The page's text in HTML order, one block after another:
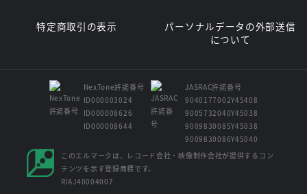
特定商取引の表示
パーソナルデータの外部送信
について
NexTone許諾番号
ID000003024
ID000008626
ID000008644
JASRAC許諾番号
9040177002Y45408
9005732040Y45038
9009830085Y45038
9009830086Y45040
このエルマークは、レコード会社・映像制作会社が提供するコン
テンツを示す登録商標です。
RIAJ40004007